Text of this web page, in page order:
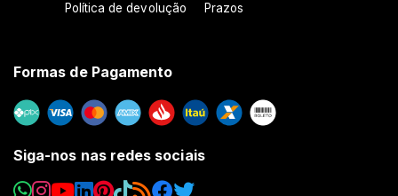
Política de devolução Prazos
Formas de Pagamento
Siga-nos nas redes sociais